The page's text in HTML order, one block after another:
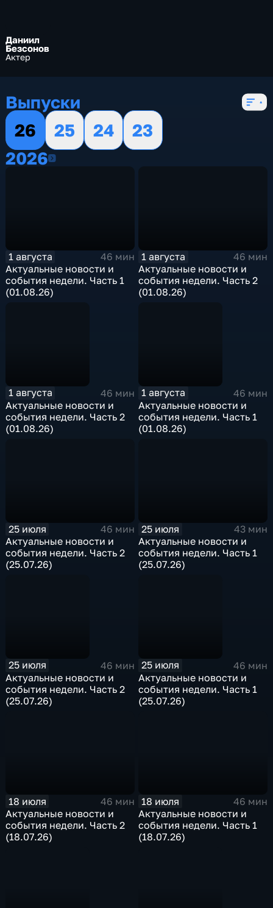
Даниил
Безсонов
Актер
Выпуски
26
25 24
23
20262026
1 августа
46 мин
Актуальные новости и
события недели. Часть 1
(01.08.26)
1 августа
46 мин
Актуальные новости и
события недели. Часть 2
(01.08.26)
1 августа
46 мин
Актуальные новости и
события недели. Часть 2
(01.08.26)
1 августа
46 мин
Актуальные новости и
события недели. Часть 1
(01.08.26)
25 июля
46 мин
Актуальные новости и
события недели. Часть 2
(25.07.26)
25 июля
43 мин
Актуальные новости и
события недели. Часть 1
(25.07.26)
25 июля
46 мин
Актуальные новости и
события недели. Часть 2
(25.07.26)
25 июля
46 мин
Актуальные новости и
события недели. Часть 1
(25.07.26)
18 июля
46 мин
Актуальные новости и
события недели. Часть 2
(18.07.26)
18 июля
46 мин
Актуальные новости и
события недели. Часть 1
(18.07.26)